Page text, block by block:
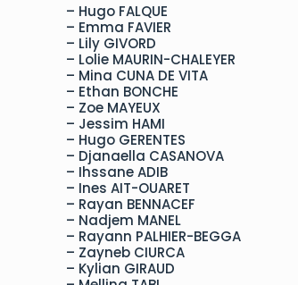
– Hugo FALQUE
– Emma FAVIER
– Lily GIVORD
– Lolie MAURIN-CHALEYER
– Mina CUNA DE VITA
– Ethan BONCHE
– Zoe MAYEUX
– Jessim HAMI
– Hugo GERENTES
– Djanaella CASANOVA
– Ihssane ADIB
– Ines AIT-OUARET
– Rayan BENNACEF
– Nadjem MANEL
– Rayann PALHIER-BEGGA
– Zayneb CIURCA
– Kylian GIRAUD